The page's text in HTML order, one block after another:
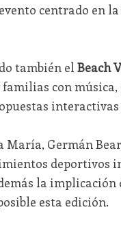
centrado en la
también el Beach
con
interactivas
María, Germán
deportivos
la
esta edición.